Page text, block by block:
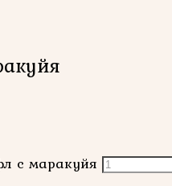
с маракуйя